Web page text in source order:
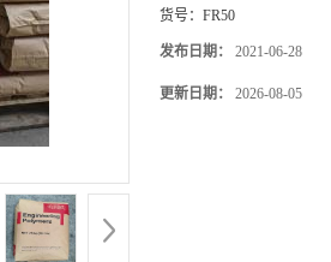
货号： FR50
发布日期： 2021-06-28
更新日期： 2026-08-05